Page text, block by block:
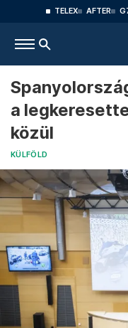
TELEX AFTER
a
közül
KÜLFÖLD